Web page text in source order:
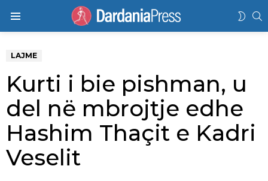
LAJME
Kurti i bie pishman, u
del në mbrojtje edhe
Hashim Thaçit e Kadri
Veselit